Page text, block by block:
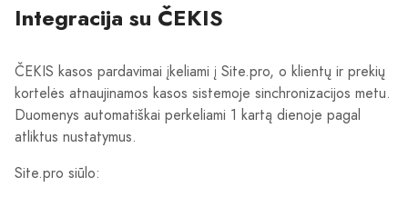
Integracija su ČEKIS
ČEKIS kasos pardavimai įkeliami į Site.pro, o klientų ir prekių
kortelės atnaujinamos kasos sistemoje sinchronizacijos metu.
Duomenys automatiškai perkeliami 1 kartą dienoje pagal
atliktus nustatymus.
Site.pro siūlo: